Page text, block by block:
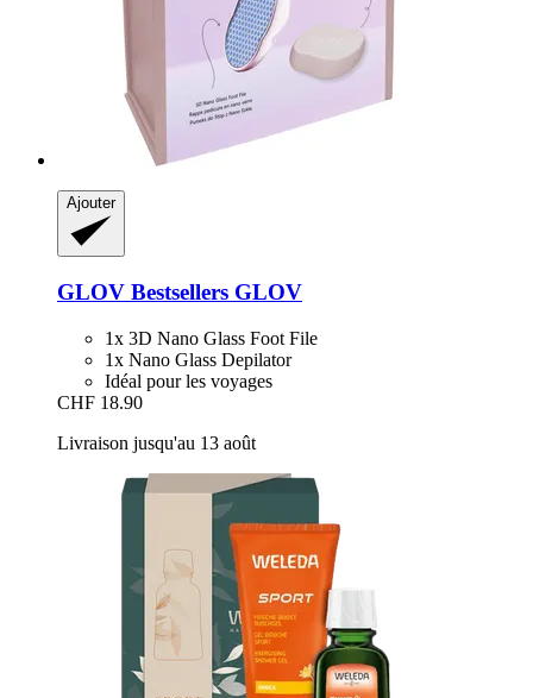
Ajouter
GLOV Bestsellers GLOV
1x 3D Nano Glass Foot File
1x Nano Glass Depilator
Idéal pour les voyages
CHF 18.90
Livraison jusqu'au 13 août